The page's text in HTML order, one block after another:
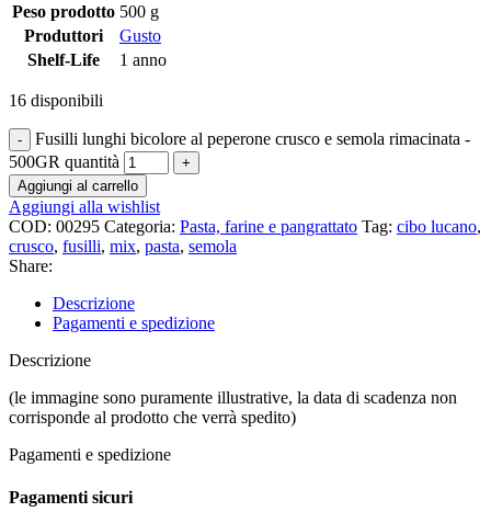
Peso prodotto 500 g
Produttori
Gusto
Shelf-Life
1 anno
16 disponibili
Fusilli lunghi bicolore al peperone crusco e semola rimacinata -
500GR quantità
Aggiungi al carrello
Aggiungi alla wishlist
COD: 00295 Categoria: Pasta, farine e pangrattato Tag: cibo lucano,
crusco, fusilli, mix, pasta, semola
Share:
Descrizione
Pagamenti e spedizione
Descrizione
(le immagine sono puramente illustrative, la data di scadenza non
corrisponde al prodotto che verrà spedito)
Pagamenti e spedizione
Pagamenti sicuri